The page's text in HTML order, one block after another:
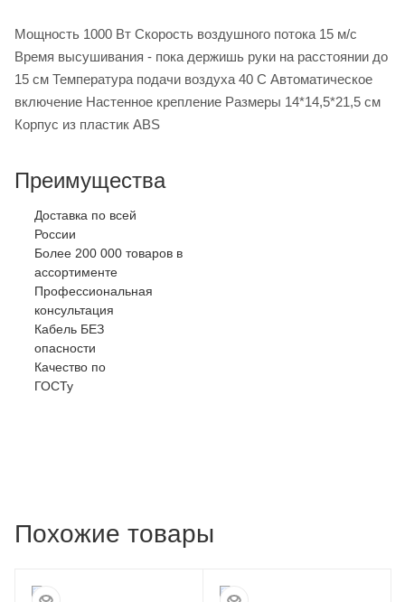
Мощность 1000 Вт Скорость воздушного потока 15 м/с
Время высушивания - пока держишь руки на расстоянии до
15 см Температура подачи воздуха 40 С Автоматическое
включение Настенное крепление Размеры 14*14,5*21,5 см
Корпус из пластик ABS
Преимущества
Доставка по всей
России
Более 200 000 товаров в
ассортименте
Профессиональная
консультация
Кабель БЕЗ
опасности
Качество по
ГОСТу
Похожие товары